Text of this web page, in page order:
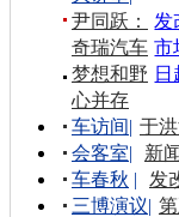
发
市
尹同跃：
奇瑞汽车
梦想和野
心并存
车访间| 于
会客室|
新
车春秋 |
发
三博演议|